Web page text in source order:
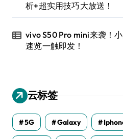
析+超实用技巧大放送！
vivo S50 Pro mini来袭！
速览一触即发！
云标签
5G Galaxy